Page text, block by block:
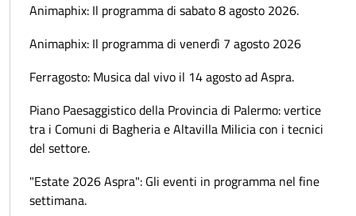
Animaphix: Il programma di sabato 8 agosto 2026.
Animaphix: Il programma di venerdì 7 agosto 2026
Ferragosto: Musica dal vivo il 14 agosto ad Aspra.
Piano Paesaggistico della Provincia di Palermo: vertice
tra i Comuni di Bagheria e Altavilla Milicia con i tecnici
del settore.
"Estate 2026 Aspra": Gli eventi in programma nel fine
settimana.